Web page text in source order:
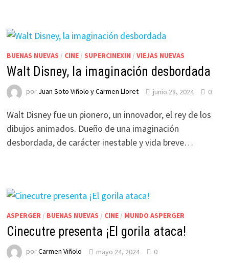
BUENAS NUEVAS / CINE/ SUPERCINEXIN / VIEJAS NUEVAS
Walt Disney, la imaginación desbordada
por Juan Soto Viñolo y Carmen Lloret junio 28, 2024 0
Walt Disney fue un pionero, un innovador, el rey de los
dibujos animados. Dueño de una imaginación
desbordada, de carácter inestable y vida breve…
ASPERGER/ BUENAS NUEVAS / CINE/ MUNDO ASPERGER
Cinecutre presenta ¡El gorila ataca!
porCarmen Viñolo mayo 24, 2024 0